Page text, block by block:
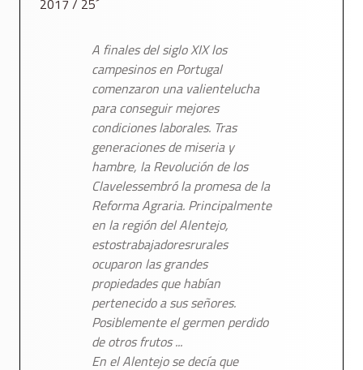
2017 / 25´
A finales del siglo XIX los
campesinos en Portugal
comenzaron una valientelucha
para conseguir mejores
condiciones laborales. Tras
generaciones de miseria y
hambre, la Revolución de los
Clavelessembró la promesa de la
Reforma Agraria. Principalmente
en la región del Alentejo,
estostrabajadoresrurales
ocuparon las grandes
propiedades que habían
pertenecido a sus señores.
Posiblemente el germen perdido
de otros frutos ...
En el Alentejo se decía que